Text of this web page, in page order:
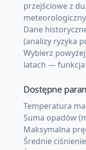
przejściowe z
Dane
(analizy ryzyka
Wybierz
latach — funkcja
Dostępne
Temperatura
Suma opadów
Maksymalna
Średnie